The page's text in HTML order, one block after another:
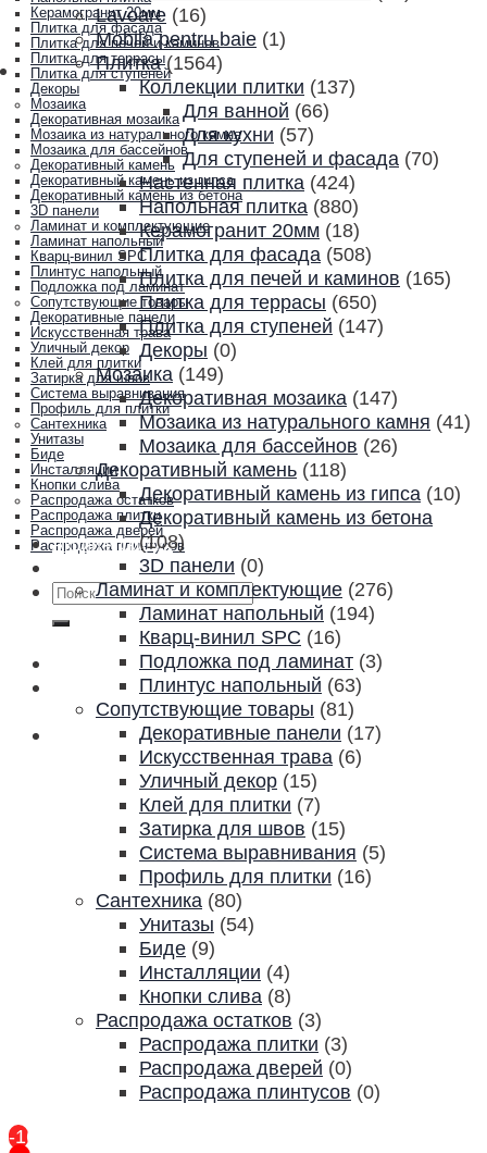
Керамогранит 20мм
Плитка для фасада
Плитка для печей и каминов
Плитка для террасы
Плитка для ступеней
Декоры
Мозаика
Декоративная мозаика
Мозаика из натурального камня
Мозаика для бассейнов
Декоративный камень
Декоративный камень из гипса
Декоративный камень из бетона
3D панели
Ламинат и комплектующие
Ламинат напольный
Кварц-винил SPC
Плинтус напольный
Подложка под ламинат
Сопутствующие товары
Декоративные панели
Искусственная трава
Уличный декор
Клей для плитки
Затирка для швов
Система выравнивания
Профиль для плитки
Сантехника
Унитазы
Биде
Инсталляции
Кнопки слива
Распродажа остатков
Распродажа плитки
Распродажа дверей
Распродажа плинтусов
Акции и скидки
Контакты
Искать:
Lavoare (16)
Mobila pentru baie (1)
Плитка (1564)
Коллекции плитки (137)
Для ванной (66)
Для кухни (57)
Для ступеней и фасада (70)
Настенная плитка (424)
Напольная плитка (880)
Керамогранит 20мм (18)
Плитка для фасада (508)
Плитка для печей и каминов (165)
Плитка для террасы (650)
Плитка для ступеней (147)
Декоры (0)
Мозаика (149)
Декоративная мозаика (147)
Мозаика из натурального камня (41)
Мозаика для бассейнов (26)
Декоративный камень (118)
Декоративный камень из гипса (10)
Декоративный камень из бетона
(108)
3D панели (0)
Ламинат и комплектующие (276)
Ламинат напольный (194)
Кварц-винил SPC (16)
Подложка под ламинат (3)
Плинтус напольный (63)
Сопутствующие товары (81)
Декоративные панели (17)
Искусственная трава (6)
Уличный декор (15)
Клей для плитки (7)
Затирка для швов (15)
Система выравнивания (5)
Профиль для плитки (16)
Сантехника (80)
Унитазы (54)
Биде (9)
Инсталляции (4)
Кнопки слива (8)
Распродажа остатков (3)
Распродажа плитки (3)
Распродажа дверей (0)
Распродажа плинтусов (0)
-16%